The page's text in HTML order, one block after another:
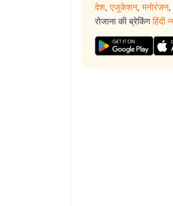
देश, एजुकेशन, मनोरंजन,
रोजाना की ब्रेकिंग हिंदी